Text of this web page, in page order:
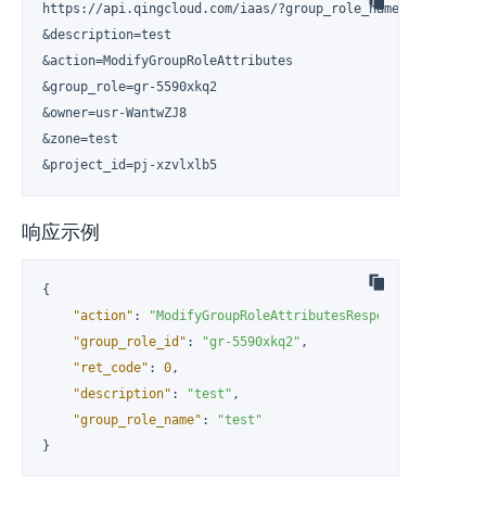
https://api.qingcloud.com/iaas/?group_role_name=test
&description=test
&action=ModifyGroupRoleAttributes
&group_role=gr-5590xkq2
&owner=usr-WantwZJ8
&zone=test
&project_id=pj-xzvlxlb5
响应示例
{
"action" : "ModifyGroupRoleAttributesResponse"
"group_role_id" : "gr-5590xkq2" ,
"ret_code" : 0,
"description" : "test" ,
"group_role_name" :
"test"
}